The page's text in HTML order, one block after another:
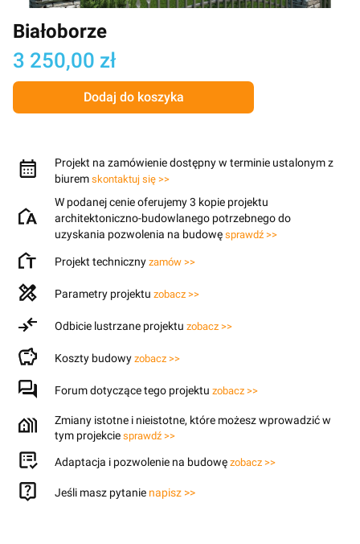
Białoborze
Cena
3 250,00 zł
Dodaj do koszyka
Projekt na zamówienie dostępny w terminie ustalonym z
biurem skontaktuj się >>
W podanej cenie oferujemy 3 kopie projektu
architektoniczno-budowlanego potrzebnego do
uzyskania pozwolenia na budowę sprawdź >>
Projekt techniczny zamów >>
Parametry projektu zobacz >>
Odbicie lustrzane projektu zobacz >>
Koszty budowy zobacz >>
Forum dotyczące tego projektu zobacz >>
Zmiany istotne i nieistotne, które możesz wprowadzić w
tym projekcie sprawdź >>
Adaptacja i pozwolenie na budowę zobacz >>
Jeśli masz pytanie napisz >>